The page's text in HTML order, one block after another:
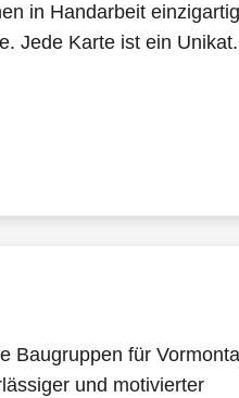
in Handarbeit
Jede Karte ist ein Unikat.
Baugruppen für
und motivierter